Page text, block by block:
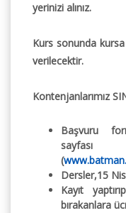
yerinizi alınız.
Kurs sonunda kursa
verilecektir.
Kontenjanlarımız
Başvuru
(
Dersler,15
Kayıt
bırakanlara